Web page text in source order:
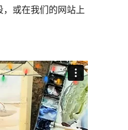
或在我们的网站上